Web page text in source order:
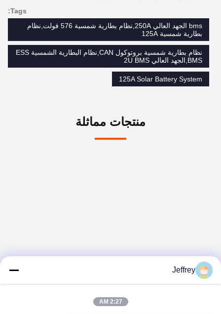
Tags:
bms الجهد العالي 250A,نظام بطارية شمسية 576 فولت,نظام
بطارية شمسية 125A
نظام بطارية شمسية بروتوكول CAN,نظام البطارية الشمسية ESS
BMS,الجهد العالي 2U BMS
125A Solar Battery System
منتجات مماثلة
Jeffrey
2:27 AM